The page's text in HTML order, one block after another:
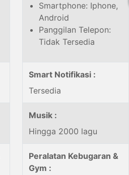
Smartphone: Iphone,
Android
Panggilan Telepon:
Tidak Tersedia
Smart Notifikasi :
Tersedia
Musik :
Hingga 2000 lagu
Peralatan Kebugaran &
Gym :